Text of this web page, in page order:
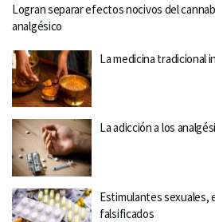
Logran separar efectos nocivos del
analgésico
La medicina tradicional
La adicción a los
Estimulantes sexuales,
falsificados